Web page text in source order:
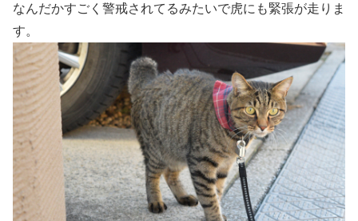
なんだかすごく警戒されてるみたいで虎にも緊張が走りま
す。